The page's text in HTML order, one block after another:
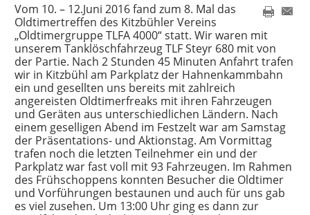
Vom 10. – 12.Juni 2016 fand zum 8. Mal das
Oldtimertreffen des Kitzbühler Vereins
„Oldtimergruppe TLFA 4000“ statt. Wir waren mit
unserem Tanklöschfahrzeug TLF Steyr 680 mit von
der Partie. Nach 2 Stunden 45 Minuten Anfahrt trafen
wir in Kitzbühl am Parkplatz der Hahnenkammbahn
ein und gesellten uns bereits mit zahlreich
angereisten Oldtimerfreaks mit ihren Fahrzeugen
und Geräten aus unterschiedlichen Ländern. Nach
einem geselligen Abend im Festzelt war am Samstag
der Präsentations- und Aktionstag. Am Vormittag
trafen noch die letzten Teilnehmer ein und der
Parkplatz war fast voll mit 93 Fahrzeugen. Im Rahmen
des Frühschoppens konnten Besucher die Oldtimer
und Vorführungen bestaunen und auch für uns gab
es viel zusehen. Um 13:00 Uhr ging es dann zur